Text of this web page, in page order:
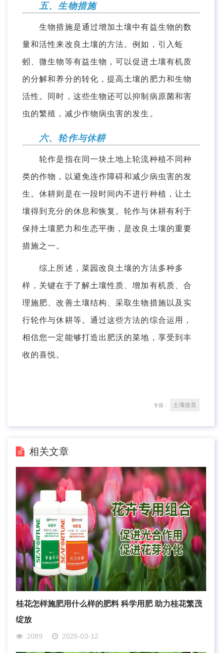
五、生物措施
生物措施是通过增加土壤中有益生物的数
量和活性来改良土壤的方法。例如，引入蚯
蚓、微生物等有益生物，可以促进土壤有机质
的分解和养分的转化，提高土壤的肥力和生物
活性。同时，这些生物还可以抑制病原菌和害
虫的繁殖，减少作物病虫害的发生。
六、轮作与休耕
轮作是指在同一块土地上轮流种植不同种
类的作物，以避免连作障碍和减少病虫害的发
生。休耕则是在一段时间内不进行种植，让土
壤得到充分的休息和恢复。轮作与休耕有利于
保持土壤肥力和生态平衡，是改良土壤的重要
措施之一。
综上所述，菜园改良土壤的方法多种多
样，关键在于了解土壤性质、增加有机质、合
理施肥、改善土壤结构、采取生物措施以及实
行轮作与休耕等。通过这些方法的综合运用，
相信您一定能够打造出肥沃的菜地，享受到丰
收的喜悦。
专题： 土壤改良
相关文章
桂花怎样施肥用什么样的肥料 科学用肥 助力桂花繁茂
绽放
2089 2025-03-12